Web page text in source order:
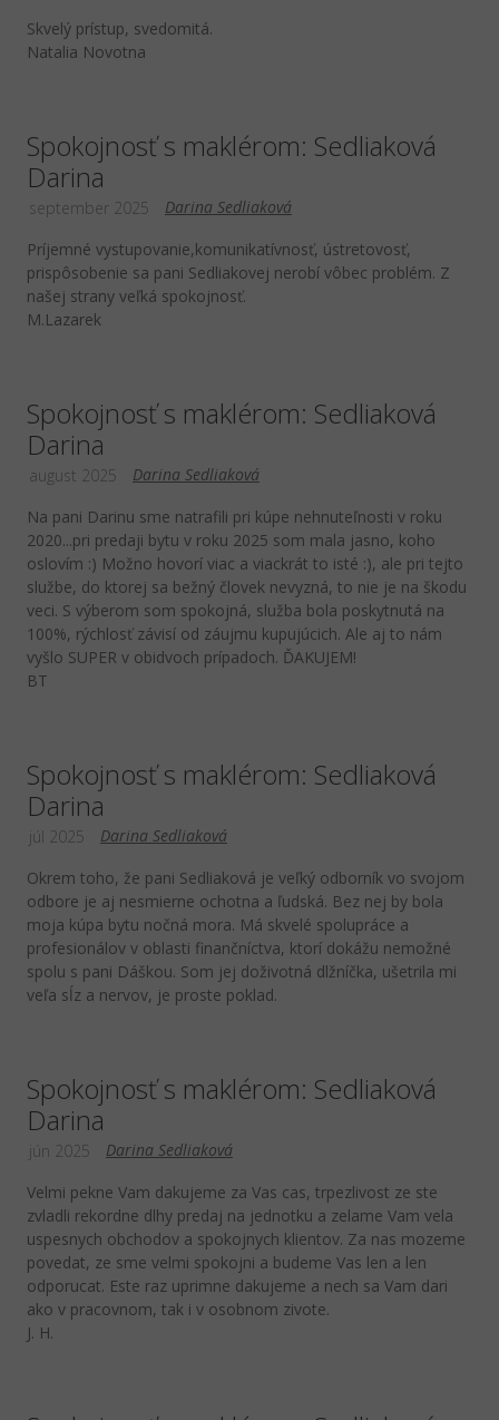
Skvelý prístup, svedomitá.
Natalia Novotna
Spokojnosť s maklérom: Sedliaková
Darina
Darina Sedliaková
september 2025
Príjemné vystupovanie,komunikatívnosť, ústretovosť,
prispôsobenie sa pani Sedliakovej nerobí vôbec problém. Z
našej strany veľká spokojnosť.
M.Lazarek
Spokojnosť s maklérom: Sedliaková
Darina
Darina Sedliaková
august 2025
Na pani Darinu sme natrafili pri kúpe nehnuteľnosti v roku
2020...pri predaji bytu v roku 2025 som mala jasno, koho
oslovím :) Možno hovorí viac a viackrát to isté :), ale pri tejto
službe, do ktorej sa bežný človek nevyzná, to nie je na škodu
veci. S výberom som spokojná, služba bola poskytnutá na
100%, rýchlosť závisí od záujmu kupujúcich. Ale aj to nám
vyšlo SUPER v obidvoch prípadoch. ĎAKUJEM!
BT
Spokojnosť s maklérom: Sedliaková
Darina
Darina Sedliaková
júl 2025
Okrem toho, že pani Sedliaková je veľký odborník vo svojom
odbore je aj nesmierne ochotna a ľudská. Bez nej by bola
moja kúpa bytu nočná mora. Má skvelé spolupráce a
profesionálov v oblasti finančníctva, ktorí dokážu nemožné
spolu s pani Dáškou. Som jej doživotná dlžníčka, ušetrila mi
veľa sĺz a nervov, je proste poklad.
Spokojnosť s maklérom: Sedliaková
Darina
Darina Sedliaková
jún 2025
Velmi pekne Vam dakujeme za Vas cas, trpezlivost ze ste
zvladli rekordne dlhy predaj na jednotku a zelame Vam vela
uspesnych obchodov a spokojnych klientov. Za nas mozeme
povedat, ze sme velmi spokojni a budeme Vas len a len
odporucat. Este raz uprimne dakujeme a nech sa Vam dari
ako v pracovnom, tak i v osobnom zivote.
J. H.